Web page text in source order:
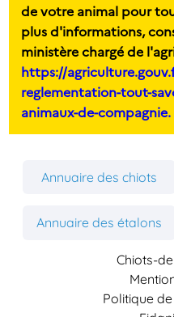
de votre animal pour
plus d'informations,
ministère chargé de
https://
reglementation-tout-
animaux-de-compagnie.
Annuaire des chiots
Annuaire des étalons
Chiots-
Politique